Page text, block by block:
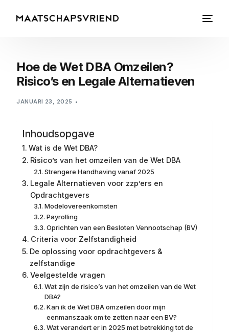
Hoe de Wet DBA Omzeilen?
Risico’s en Legale Alternatieven
JANUARI 23, 2025
Inhoudsopgave
Wat is de Wet DBA?
Risico’s van het omzeilen van de Wet DBA
Strengere Handhaving vanaf 2025
Legale Alternatieven voor zzp’ers en
Opdrachtgevers
Modelovereenkomsten
Payrolling
Oprichten van een Besloten Vennootschap (BV)
Criteria voor Zelfstandigheid
De oplossing voor opdrachtgevers &
zelfstandige
Veelgestelde vragen
Wat zijn de risico’s van het omzeilen van de Wet
DBA?
Kan ik de Wet DBA omzeilen door mijn
eenmanszaak om te zetten naar een BV?
Wat verandert er in 2025 met betrekking tot de